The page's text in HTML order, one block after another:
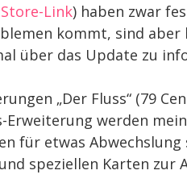
Link) haben zwar
kommt, sind
über das Update zu
„Der Fluss“ (79
Erweiterung werden
für etwas
speziellen Karten zur